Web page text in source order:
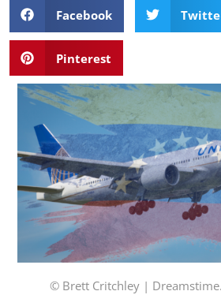
Facebook
Pinterest
© Brett Critchley |